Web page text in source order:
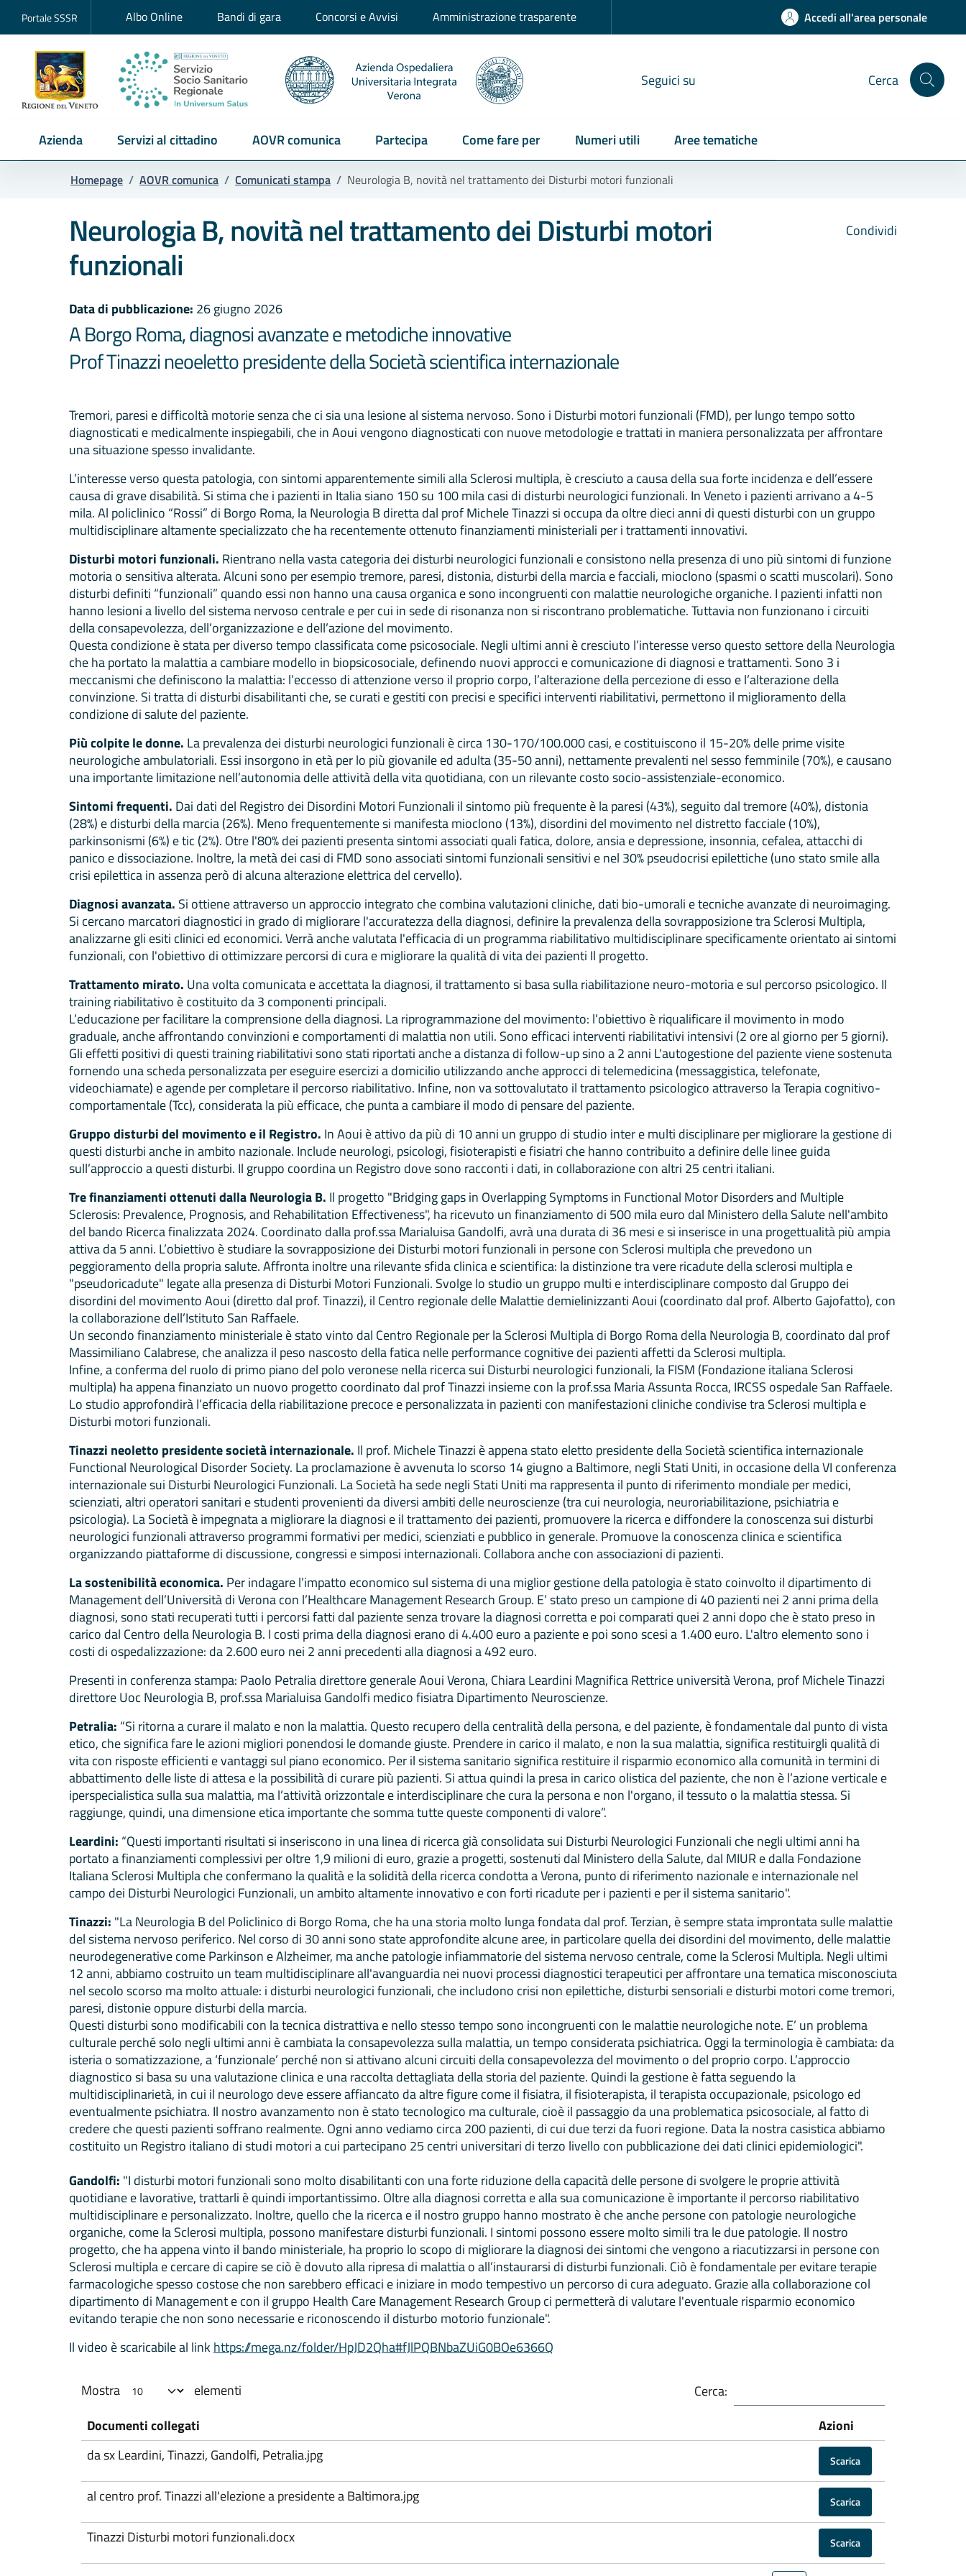
Portale SSSR Albo Online Bandi di gara Concorsi e Avvisi Amministrazione trasparente Accedi all'area personale
Seguici su Cerca
Azienda Servizi al cittadino AOVR comunica Partecipa Come fare per Numeri utili Aree tematiche
Homepage / AOVR comunica / Comunicati stampa / Neurologia B, novità nel trattamento dei Disturbi motori funzionali
Condividi
Neurologia B, novità nel trattamento dei Disturbi motori
funzionali
Data di pubblicazione: 26 giugno 2026
A Borgo Roma, diagnosi avanzate e metodiche innovative
Prof Tinazzi neoeletto presidente della Società scientifica internazionale
Tremori, paresi e difficoltà motorie senza che ci sia una lesione al sistema nervoso. Sono i Disturbi motori funzionali (FMD), per lungo tempo sotto
diagnosticati e medicalmente inspiegabili, che in Aoui vengono diagnosticati con nuove metodologie e trattati in maniera personalizzata per affrontare
una situazione spesso invalidante.
L’interesse verso questa patologia, con sintomi apparentemente simili alla Sclerosi multipla, è cresciuto a causa della sua forte incidenza e dell’essere
causa di grave disabilità. Si stima che i pazienti in Italia siano 150 su 100 mila casi di disturbi neurologici funzionali. In Veneto i pazienti arrivano a 4-5
mila. Al policlinico “Rossi” di Borgo Roma, la Neurologia B diretta dal prof Michele Tinazzi si occupa da oltre dieci anni di questi disturbi con un gruppo
multidisciplinare altamente specializzato che ha recentemente ottenuto finanziamenti ministeriali per i trattamenti innovativi.
Disturbi motori funzionali. Rientrano nella vasta categoria dei disturbi neurologici funzionali e consistono nella presenza di uno più sintomi di funzione
motoria o sensitiva alterata. Alcuni sono per esempio tremore, paresi, distonia, disturbi della marcia e facciali, mioclono (spasmi o scatti muscolari). Sono
disturbi definiti “funzionali” quando essi non hanno una causa organica e sono incongruenti con malattie neurologiche organiche. I pazienti infatti non
hanno lesioni a livello del sistema nervoso centrale e per cui in sede di risonanza non si riscontrano problematiche. Tuttavia non funzionano i circuiti
della consapevolezza, dell’organizzazione e dell’azione del movimento.
Questa condizione è stata per diverso tempo classificata come psicosociale. Negli ultimi anni è cresciuto l’interesse verso questo settore della Neurologia
che ha portato la malattia a cambiare modello in biopsicosociale, definendo nuovi approcci e comunicazione di diagnosi e trattamenti. Sono 3 i
meccanismi che definiscono la malattia: l’eccesso di attenzione verso il proprio corpo, l’alterazione della percezione di esso e l’alterazione della
convinzione. Si tratta di disturbi disabilitanti che, se curati e gestiti con precisi e specifici interventi riabilitativi, permettono il miglioramento della
condizione di salute del paziente.
Più colpite le donne. La prevalenza dei disturbi neurologici funzionali è circa 130-170/100.000 casi, e costituiscono il 15-20% delle prime visite
neurologiche ambulatoriali. Essi insorgono in età per lo più giovanile ed adulta (35-50 anni), nettamente prevalenti nel sesso femminile (70%), e causano
una importante limitazione nell’autonomia delle attività della vita quotidiana, con un rilevante costo socio-assistenziale-economico.
Sintomi frequenti. Dai dati del Registro dei Disordini Motori Funzionali il sintomo più frequente è la paresi (43%), seguito dal tremore (40%), distonia
(28%) e disturbi della marcia (26%). Meno frequentemente si manifesta mioclono (13%), disordini del movimento nel distretto facciale (10%),
parkinsonismi (6%) e tic (2%). Otre l'80% dei pazienti presenta sintomi associati quali fatica, dolore, ansia e depressione, insonnia, cefalea, attacchi di
panico e dissociazione. Inoltre, la metà dei casi di FMD sono associati sintomi funzionali sensitivi e nel 30% pseudocrisi epilettiche (uno stato smile alla
crisi epilettica in assenza però di alcuna alterazione elettrica del cervello).
Diagnosi avanzata. Si ottiene attraverso un approccio integrato che combina valutazioni cliniche, dati bio-umorali e tecniche avanzate di neuroimaging.
Si cercano marcatori diagnostici in grado di migliorare l'accuratezza della diagnosi, definire la prevalenza della sovrapposizione tra Sclerosi Multipla,
analizzarne gli esiti clinici ed economici. Verrà anche valutata l'efficacia di un programma riabilitativo multidisciplinare specificamente orientato ai sintomi
funzionali, con l'obiettivo di ottimizzare percorsi di cura e migliorare la qualità di vita dei pazienti Il progetto.
Trattamento mirato. Una volta comunicata e accettata la diagnosi, il trattamento si basa sulla riabilitazione neuro-motoria e sul percorso psicologico. Il
training riabilitativo è costituito da 3 componenti principali.
L’educazione per facilitare la comprensione della diagnosi. La riprogrammazione del movimento: l’obiettivo è riqualificare il movimento in modo
graduale, anche affrontando convinzioni e comportamenti di malattia non utili. Sono efficaci interventi riabilitativi intensivi (2 ore al giorno per 5 giorni).
Gli effetti positivi di questi training riabilitativi sono stati riportati anche a distanza di follow-up sino a 2 anni L'autogestione del paziente viene sostenuta
fornendo una scheda personalizzata per eseguire esercizi a domicilio utilizzando anche approcci di telemedicina (messaggistica, telefonate,
videochiamate) e agende per completare il percorso riabilitativo. Infine, non va sottovalutato il trattamento psicologico attraverso la Terapia cognitivo-
comportamentale (Tcc), considerata la più efficace, che punta a cambiare il modo di pensare del paziente.
Gruppo disturbi del movimento e il Registro. In Aoui è attivo da più di 10 anni un gruppo di studio inter e multi disciplinare per migliorare la gestione di
questi disturbi anche in ambito nazionale. Include neurologi, psicologi, fisioterapisti e fisiatri che hanno contribuito a definire delle linee guida
sull’approccio a questi disturbi. Il gruppo coordina un Registro dove sono racconti i dati, in collaborazione con altri 25 centri italiani.
Tre finanziamenti ottenuti dalla Neurologia B. Il progetto "Bridging gaps in Overlapping Symptoms in Functional Motor Disorders and Multiple
Sclerosis: Prevalence, Prognosis, and Rehabilitation Effectiveness", ha ricevuto un finanziamento di 500 mila euro dal Ministero della Salute nell'ambito
del bando Ricerca finalizzata 2024. Coordinato dalla prof.ssa Marialuisa Gandolfi, avrà una durata di 36 mesi e si inserisce in una progettualità più ampia
attiva da 5 anni. L’obiettivo è studiare la sovrapposizione dei Disturbi motori funzionali in persone con Sclerosi multipla che prevedono un
peggioramento della propria salute. Affronta inoltre una rilevante sfida clinica e scientifica: la distinzione tra vere ricadute della sclerosi multipla e
"pseudoricadute" legate alla presenza di Disturbi Motori Funzionali. Svolge lo studio un gruppo multi e interdisciplinare composto dal Gruppo dei
disordini del movimento Aoui (diretto dal prof. Tinazzi), il Centro regionale delle Malattie demielinizzanti Aoui (coordinato dal prof. Alberto Gajofatto), con
la collaborazione dell’Istituto San Raffaele.
Un secondo finanziamento ministeriale è stato vinto dal Centro Regionale per la Sclerosi Multipla di Borgo Roma della Neurologia B, coordinato dal prof
Massimiliano Calabrese, che analizza il peso nascosto della fatica nelle performance cognitive dei pazienti affetti da Sclerosi multipla.
Infine, a conferma del ruolo di primo piano del polo veronese nella ricerca sui Disturbi neurologici funzionali, la FISM (Fondazione italiana Sclerosi
multipla) ha appena finanziato un nuovo progetto coordinato dal prof Tinazzi insieme con la prof.ssa Maria Assunta Rocca, IRCSS ospedale San Raffaele.
Lo studio approfondirà l’efficacia della riabilitazione precoce e personalizzata in pazienti con manifestazioni cliniche condivise tra Sclerosi multipla e
Disturbi motori funzionali.
Tinazzi neoletto presidente società internazionale. Il prof. Michele Tinazzi è appena stato eletto presidente della Società scientifica internazionale
Functional Neurological Disorder Society. La proclamazione è avvenuta lo scorso 14 giugno a Baltimore, negli Stati Uniti, in occasione della VI conferenza
internazionale sui Disturbi Neurologici Funzionali. La Società ha sede negli Stati Uniti ma rappresenta il punto di riferimento mondiale per medici,
scienziati, altri operatori sanitari e studenti provenienti da diversi ambiti delle neuroscienze (tra cui neurologia, neuroriabilitazione, psichiatria e
psicologia). La Società è impegnata a migliorare la diagnosi e il trattamento dei pazienti, promuovere la ricerca e diffondere la conoscenza sui disturbi
neurologici funzionali attraverso programmi formativi per medici, scienziati e pubblico in generale. Promuove la conoscenza clinica e scientifica
organizzando piattaforme di discussione, congressi e simposi internazionali. Collabora anche con associazioni di pazienti.
La sostenibilità economica. Per indagare l’impatto economico sul sistema di una miglior gestione della patologia è stato coinvolto il dipartimento di
Management dell’Università di Verona con l’Healthcare Management Research Group. E’ stato preso un campione di 40 pazienti nei 2 anni prima della
diagnosi, sono stati recuperati tutti i percorsi fatti dal paziente senza trovare la diagnosi corretta e poi comparati quei 2 anni dopo che è stato preso in
carico dal Centro della Neurologia B. I costi prima della diagnosi erano di 4.400 euro a paziente e poi sono scesi a 1.400 euro. L'altro elemento sono i
costi di ospedalizzazione: da 2.600 euro nei 2 anni precedenti alla diagnosi a 492 euro.
Presenti in conferenza stampa: Paolo Petralia direttore generale Aoui Verona, Chiara Leardini Magnifica Rettrice università Verona, prof Michele Tinazzi
direttore Uoc Neurologia B, prof.ssa Marialuisa Gandolfi medico fisiatra Dipartimento Neuroscienze.
Petralia: “Si ritorna a curare il malato e non la malattia. Questo recupero della centralità della persona, e del paziente, è fondamentale dal punto di vista
etico, che significa fare le azioni migliori ponendosi le domande giuste. Prendere in carico il malato, e non la sua malattia, significa restituirgli qualità di
vita con risposte efficienti e vantaggi sul piano economico. Per il sistema sanitario significa restituire il risparmio economico alla comunità in termini di
abbattimento delle liste di attesa e la possibilità di curare più pazienti. Si attua quindi la presa in carico olistica del paziente, che non è l’azione verticale e
iperspecialistica sulla sua malattia, ma l’attività orizzontale e interdisciplinare che cura la persona e non l'organo, il tessuto o la malattia stessa. Si
raggiunge, quindi, una dimensione etica importante che somma tutte queste componenti di valore”.
Leardini: “Questi importanti risultati si inseriscono in una linea di ricerca già consolidata sui Disturbi Neurologici Funzionali che negli ultimi anni ha
portato a finanziamenti complessivi per oltre 1,9 milioni di euro, grazie a progetti, sostenuti dal Ministero della Salute, dal MIUR e dalla Fondazione
Italiana Sclerosi Multipla che confermano la qualità e la solidità della ricerca condotta a Verona, punto di riferimento nazionale e internazionale nel
campo dei Disturbi Neurologici Funzionali, un ambito altamente innovativo e con forti ricadute per i pazienti e per il sistema sanitario".
Tinazzi: "La Neurologia B del Policlinico di Borgo Roma, che ha una storia molto lunga fondata dal prof. Terzian, è sempre stata improntata sulle malattie
del sistema nervoso periferico. Nel corso di 30 anni sono state approfondite alcune aree, in particolare quella dei disordini del movimento, delle malattie
neurodegenerative come Parkinson e Alzheimer, ma anche patologie infiammatorie del sistema nervoso centrale, come la Sclerosi Multipla. Negli ultimi
12 anni, abbiamo costruito un team multidisciplinare all'avanguardia nei nuovi processi diagnostici terapeutici per affrontare una tematica misconosciuta
nel secolo scorso ma molto attuale: i disturbi neurologici funzionali, che includono crisi non epilettiche, disturbi sensoriali e disturbi motori come tremori,
paresi, distonie oppure disturbi della marcia.
Questi disturbi sono modificabili con la tecnica distrattiva e nello stesso tempo sono incongruenti con le malattie neurologiche note. E’ un problema
culturale perché solo negli ultimi anni è cambiata la consapevolezza sulla malattia, un tempo considerata psichiatrica. Oggi la terminologia è cambiata: da
isteria o somatizzazione, a ‘funzionale’ perché non si attivano alcuni circuiti della consapevolezza del movimento o del proprio corpo. L’approccio
diagnostico si basa su una valutazione clinica e una raccolta dettagliata della storia del paziente. Quindi la gestione è fatta seguendo la
multidisciplinarietà, in cui il neurologo deve essere affiancato da altre figure come il fisiatra, il fisioterapista, il terapista occupazionale, psicologo ed
eventualmente psichiatra. Il nostro avanzamento non è stato tecnologico ma culturale, cioè il passaggio da una problematica psicosociale, al fatto di
credere che questi pazienti soffrano realmente. Ogni anno vediamo circa 200 pazienti, di cui due terzi da fuori regione. Data la nostra casistica abbiamo
costituito un Registro italiano di studi motori a cui partecipano 25 centri universitari di terzo livello con pubblicazione dei dati clinici epidemiologici".
Gandolfi: "I disturbi motori funzionali sono molto disabilitanti con una forte riduzione della capacità delle persone di svolgere le proprie attività
quotidiane e lavorative, trattarli è quindi importantissimo. Oltre alla diagnosi corretta e alla sua comunicazione è importante il percorso riabilitativo
multidisciplinare e personalizzato. Inoltre, quello che la ricerca e il nostro gruppo hanno mostrato è che anche persone con patologie neurologiche
organiche, come la Sclerosi multipla, possono manifestare disturbi funzionali. I sintomi possono essere molto simili tra le due patologie. Il nostro
progetto, che ha appena vinto il bando ministeriale, ha proprio lo scopo di migliorare la diagnosi dei sintomi che vengono a riacutizzarsi in persone con
Sclerosi multipla e cercare di capire se ciò è dovuto alla ripresa di malattia o all’instaurarsi di disturbi funzionali. Ciò è fondamentale per evitare terapie
farmacologiche spesso costose che non sarebbero efficaci e iniziare in modo tempestivo un percorso di cura adeguato. Grazie alla collaborazione col
dipartimento di Management e con il gruppo Health Care Management Research Group ci permetterà di valutare l'eventuale risparmio economico
evitando terapie che non sono necessarie e riconoscendo il disturbo motorio funzionale".
Il video è scaricabile al link https://mega.nz/folder/HpJD2Qha#fJlPQBNbaZUiG0BOe6366Q
Mostra elementi
Cerca:
Documenti collegati
Azioni
da sx Leardini, Tinazzi, Gandolfi, Petralia.jpg
Scarica
al centro prof. Tinazzi all'elezione a presidente a Baltimora.jpg Scarica
Tinazzi Disturbi motori funzionali.docx Scarica